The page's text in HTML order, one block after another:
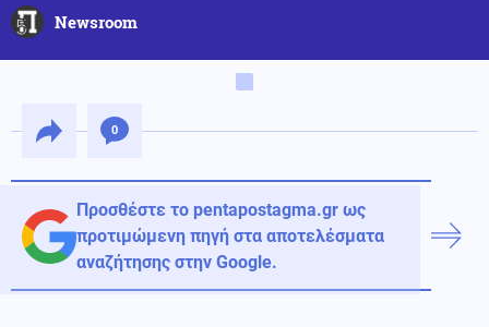
Newsroom
0
Προσθέστε το pentapostagma.gr ως
προτιμώμενη πηγή στα αποτελέσματα
αναζήτησης στην Google.